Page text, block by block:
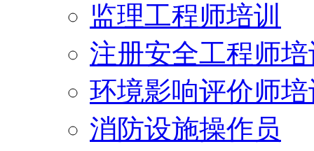
监理工程师培训
注册安全工程师
环境影响评价师
消防设施操作员